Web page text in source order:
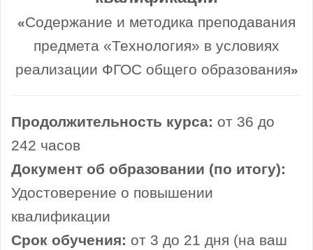
«Содержание и методика преподавания
предмета «Технология» в условиях
реализации ФГОС общего образования»
Продолжительность курса: от 36 до
242 часов
Документ об образовании (по итогу):
Удостоверение о повышении
квалификации
Срок обучения: от 3 до 21 дня (на ваш